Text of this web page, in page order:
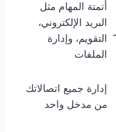
أتمتة المهام مثل
البريد الإلكتروني،
التقويم، وإدارة
الملفات
إدارة جميع اتصالاتك
من مدخل واحد